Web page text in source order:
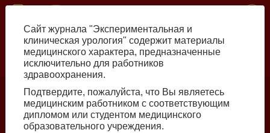
Перейти
основному
содержанию
Номер №2, 2026
Сайт журнала "Экспериментальная и
клиническая урология" содержит материалы
медицинского характера, предназначенные
исключительно для работников
здравоохранения.
Подтвердите, пожалуйста, что Вы являетесь
медицинским работником с соответствующим
дипломом или студентом медицинского
образовательного учреждения.